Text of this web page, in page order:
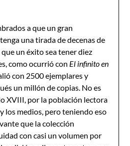
a que un gran
una tirada de decenas de
un éxito sea tener diez
como ocurrió con El infinito en
con 2500 ejemplares y
un millón de copias. No es
XVIII, por la población lectora
los medios, pero teniendo eso
que la colección
con casi un volumen por